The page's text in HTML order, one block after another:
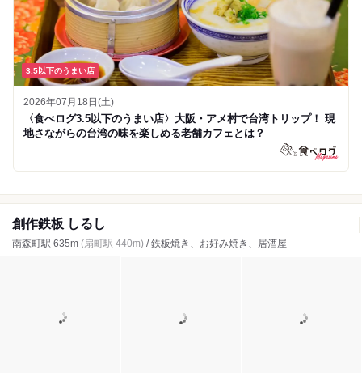
3.5以下のうまい店
2026年07月18日(土)
〈食べログ3.5以下のうまい店〉大阪・アメ村で台湾トリップ！ 現
地さながらの台湾の味を楽しめる老舗カフェとは？
創作鉄板 しるし
南森町駅 635m (扇町駅 440m) / 鉄板焼き、お好み焼き、居酒屋